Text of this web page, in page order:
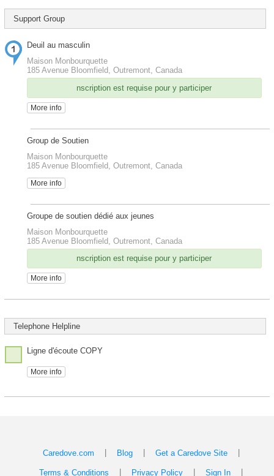
Support Group
Deuil au masculin
Maison Monbourquette
185 Avenue Bloomfield, Outremont, Canada
nscription est requise pour y participer
More info
Group de Soutien
Maison Monbourquette
185 Avenue Bloomfield, Outremont, Canada
More info
Groupe de soutien dédié aux jeunes
Maison Monbourquette
185 Avenue Bloomfield, Outremont, Canada
nscription est requise pour y participer
More info
Telephone Helpline
Ligne d'écoute COPY
More info
Caredove.com Blog Get a Caredove Site
Terms & Conditions Privacy Policy Sign In